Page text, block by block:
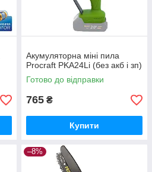
Акумуляторна міні пила
Procraft PKA24Li (без акб і зп)
Готово до відправки
765 ₴
Купити
–8%